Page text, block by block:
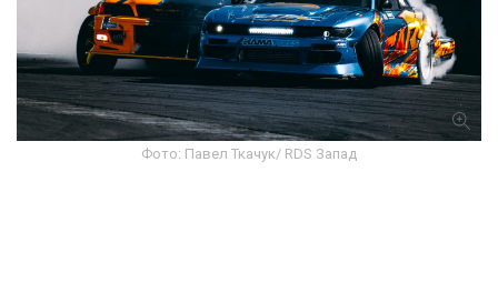
Фото: Павел Ткачук/ RDS Запад